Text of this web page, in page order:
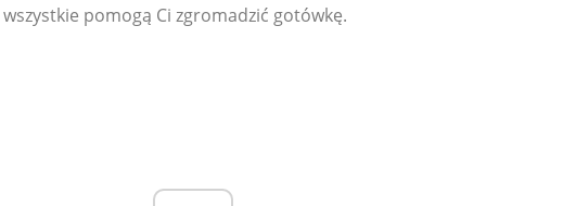
pomogą Ci zgromadzić gotówkę.